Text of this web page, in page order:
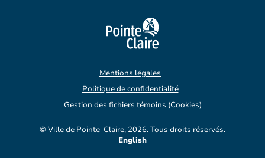
© Ville de Pointe-Claire, 2026. Tous droits réservés.
Mentions légales
Politique de confidentialité
Gestion des fichiers témoins (Cookies)
English